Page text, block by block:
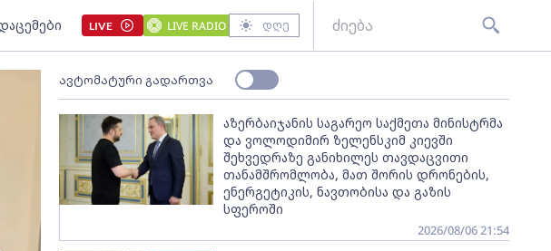
LIVE LIVE RADIO დღე
ავტომატური გადართვა
აზერბაიჯანის საგარეო საქმეთა მინისტრმა
და ვოლოდიმირ ზელენსკიმ კიევში
შეხვედრაზე განიხილეს თავდაცვითი
თანამშრომლობა, მათ შორის დრონების,
ენერგეტიკის, ნავთობისა და გაზის
სფეროში
2026/08/06 21:54